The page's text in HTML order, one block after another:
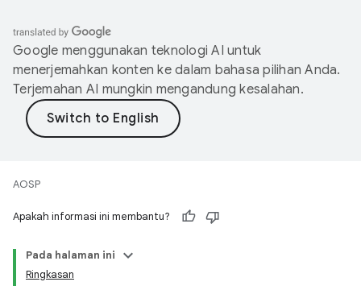
Google menggunakan teknologi AI untuk
menerjemahkan konten ke dalam bahasa pilihan Anda.
Terjemahan AI mungkin mengandung kesalahan.
AOSP
Apakah informasi ini membantu?
Pada halaman ini
Ringkasan